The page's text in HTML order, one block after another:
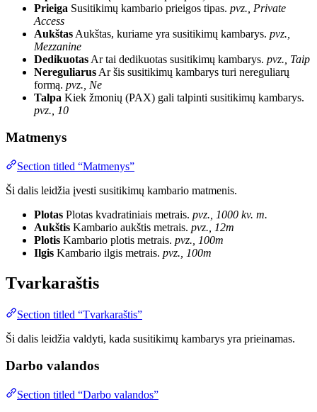
Prieiga Susitikimų kambario prieigos tipas. pvz., Private
Access
Aukštas Aukštas, kuriame yra susitikimų kambarys. pvz.,
Mezzanine
Dedikuotas Ar tai dedikuotas susitikimų kambarys. pvz., Taip
Nereguliarus Ar šis susitikimų kambarys turi nereguliarų
formą. pvz., Ne
Talpa Kiek žmonių (PAX) gali talpinti susitikimų kambarys.
pvz., 10
Matmenys
Section titled “Matmenys”
Ši dalis leidžia įvesti susitikimų kambario matmenis.
Plotas Plotas kvadratiniais metrais. pvz., 1000 kv. m.
Aukštis Kambario aukštis metrais. pvz., 12m
Plotis Kambario plotis metrais. pvz., 100m
Ilgis Kambario ilgis metrais. pvz., 100m
Tvarkaraštis
Section titled “Tvarkaraštis”
Ši dalis leidžia valdyti, kada susitikimų kambarys yra prieinamas.
Darbo valandos
Section titled “Darbo valandos”